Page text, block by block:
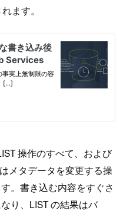
ます。
操作のすべて、および
メタデータを変更する操
。書き込む内容をすぐさ
り、LIST の結果はバ